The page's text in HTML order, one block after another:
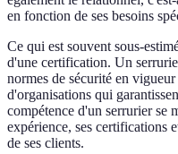
en fonction de ses besoins
Ce qui est souvent sous-
d'une certification. Un
normes de sécurité en
d'organisations qui
compétence d'un serrurier se
expérience, ses certifications
de ses clients.